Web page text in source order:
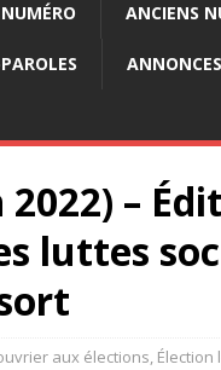
ANCIENS
ANNONCES
–
luttes
aux élections, Élection